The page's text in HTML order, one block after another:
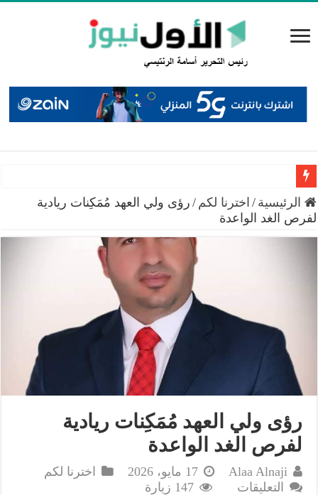
السعايدة: إغلاق 12 محطة محروقات منذ بداية العام وضبط حالات خلط بنزين
الرئيسية / اخترنا لكم / رؤى ولي العهد مُمَكِنات ريادية
لفرص الغد الواعدة
رؤى ولي العهد مُمَكِنات ريادية
لفرص الغد الواعدة
Alaa Alnaji 17 مايو، 2026
اخترنا لكم
التعليقات
147 زيارة